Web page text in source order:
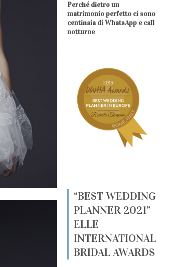
Perché dietro un
matrimonio perfetto ci sono
centinaia di WhatsApp e call
notturne
“BEST WEDDING
PLANNER 2021”
ELLE
INTERNATIONAL
BRIDAL AWARDS